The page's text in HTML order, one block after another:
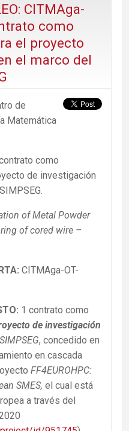
CITMAga-
como
el proyecto
el marco del
de
Matemática
como
de investigación
of Metal Powder
of cored wire –
CITMAga-OT-
: 1 contrato como
de investigación
SIMPSEG, concedido en
en cascada
FF4EUROHPC:
SMES, el cual está
a través del